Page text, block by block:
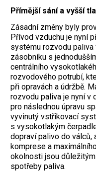
Přímější sání a vyšší
Zásadní změny byly
Přívod vzduchu je nyní
systému rozvodu
zásobníku s
centrálního
rozvodového potrubí,
při opravách a údržbě.
rozvodu paliva je nyní v
pro následnou úpravu
vyvinutý vstřikovací
s vysokotlakým
dopraví palivo do válců,
komprese a
okolnosti jsou
spotřeby paliva.